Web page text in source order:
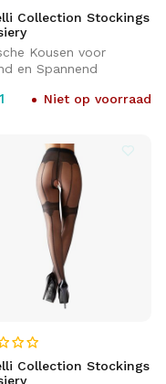
Collection Stockings
Kousen voor
en Spannend
Niet op voorraad
Collection Stockings